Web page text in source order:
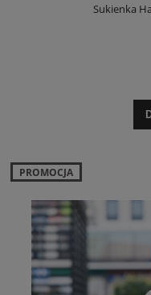
Sukienka
PROMOCJA